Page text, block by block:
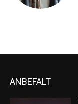
ANBEFALT